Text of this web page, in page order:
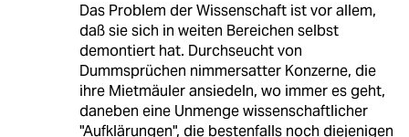
Das Problem der Wissenschaft ist vor allem,
daß sie sich in weiten Bereichen selbst
demontiert hat. Durchseucht von
Dummsprüchen nimmersatter Konzerne, die
ihre Mietmäuler ansiedeln, wo immer es geht,
daneben eine Unmenge wissenschaftlicher
"Aufklärungen", die bestenfalls noch diejenigen